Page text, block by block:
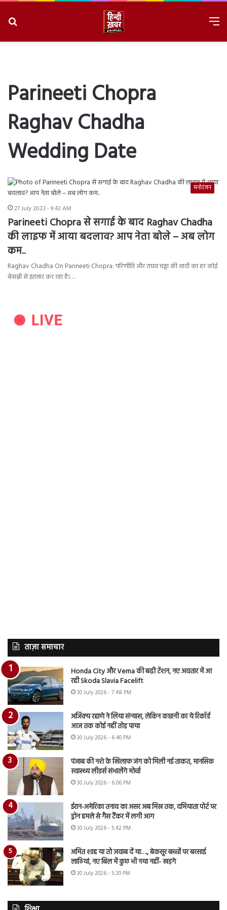
Parineeti Chopra
Raghav Chadha
Wedding Date
मनोरंजन
27 July 2023 - 9:42 AM
Parineeti Chopra से सगाई के बाद Raghav Chadha
की लाइफ में आया बदलाव? आप नेता बोले – अब लोग
कम..
Raghav Chadha On Parineeti Chopra: परिणीति और राघव चड्ढा की शादी का हर कोई
बेसब्री से इंतजार कर रहा है।…
ताज़ा समाचार
Honda City और Verna की बढ़ी टेंशन, नए अवतार में आ
रही Skoda Slavia Facelift
30 July 2026 - 7:48 PM
अजिंक्य रहाणे ने लिया संन्यास, लेकिन कप्तानी का ये रिकॉर्ड
आज तक कोई नहीं तोड़ पाया
30 July 2026 - 6:40 PM
पंजाब की नशे के खिलाफ जंग को मिली नई ताकत, मानसिक
स्वास्थ्य लीडर्स संभालेंगे मोर्चा
30 July 2026 - 6:06 PM
ईरान-अमेरिका तनाव का असर अब मिस्र तक, दमियाता पोर्ट पर
ड्रोन हमले से गैस टैंकर में लगी आग
30 July 2026 - 5:42 PM
अमित शाह या तो जवाब दें या…., बेकसूर बच्चों पर बरसाई
लाठियां, नए बिल में कुछ भी नया नहीं- खड़गे
30 July 2026 - 5:20 PM